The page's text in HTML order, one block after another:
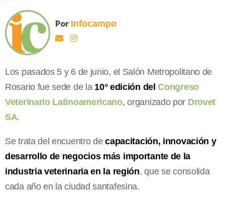
Por Infocampo
Los pasados 5 y 6 de junio, el Salón Metropolitano de
Rosario fue sede de la 10° edición del Congreso
Veterinario Latinoamericano, organizado por Drovet
SA.
Se trata del encuentro decapacitación, innovación y
desarrollo de negocios más importante de la
industria veterinaria en la región, que se consolida
cada año en la ciudad santafesina.